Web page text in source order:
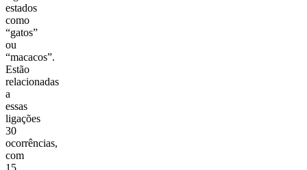
estados
como
“gatos”
ou
“macacos”.
Estão
relacionadas
a
essas
ligações
30
ocorrências,
com
15